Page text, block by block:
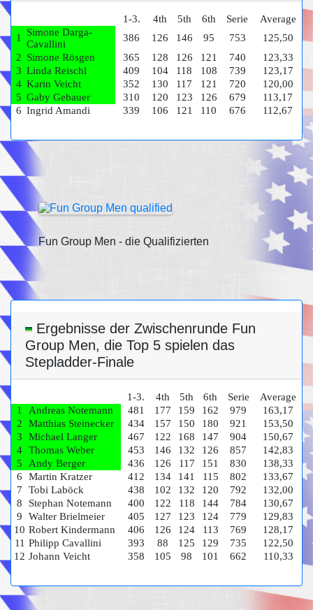
1-3. 4th 5th 6th Serie
Average
1
Simone Darga-
Cavallini
386 126 146 95 753
125,50
2 Simone Rösgen 365 128 126 121 740
123,33
3 Linda Reischl 409 104 118 108 739
123,17
4 Karin Veicht 352 130 117 121 720
120,00
5 Gaby Gebauer 310 120 123 126 679
113,17
6 Ingrid Amandi 339 106 121 110 676 112,67
Fun Group Men - die Qualifizierten
Ergebnisse der Zwischenrunde Fun
Group Men, die Top 5 spielen das
Stepladder-Finale
1-3. 4th 5th 6th Serie
Average
1
Andreas Notemann 481 177 159 162 979
163,17
2
Matthias Steinecker 434 157 150 180 921
153,50
3
Michael Langer 467 122 168 147 904
150,67
4 Thomas Weber 453 146 132 126 857
142,83
5
Andy Berger 436 126 117 151 830
138,33
6
Martin Kratzer 412 134 141 115 802
133,67
7
Tobi Laböck 438 102 132 120 792
132,00
8
Stephan Notemann 400 122 118 144 784
130,67
9
Walter Brielmeier 405 127 123 124 779
129,83
10 Robert Kindermann 406 126 124 113 769
128,17
11 Philipp Cavallini 393 88 125 129 735
122,50
12 Johann Veicht 358 105 98 101 662 110,33